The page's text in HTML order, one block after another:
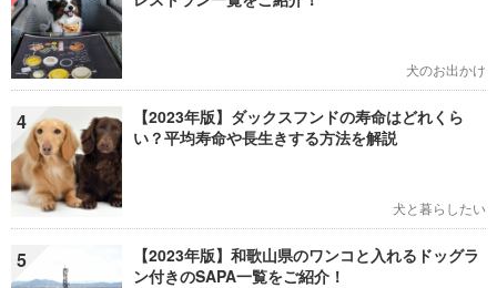
犬のお出かけ
4
【2023年版】ダックスフンドの寿命はどれくら
い？平均寿命や長生きする方法を解説
犬と暮らしたい
5
【2023年版】和歌山県のワンコと入れるドッグラ
ン付きのSAPA一覧をご紹介！